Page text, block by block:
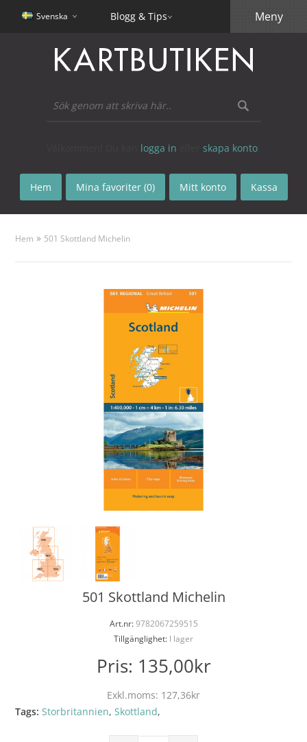
Svenska Blogg & Tips
logga in skapa konto
Hem Mina favoriter (0) Mitt konto Kassa
Meny
Hem » 501 Skottland Michelin
501 Skottland Michelin
Art.nr:9782067259515
Tillgänglighet: I lager
Pris: 135,00kr
Exkl.moms: 127,36kr
Tags: Storbritannien,Skottland,